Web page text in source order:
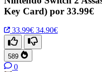
Key Card) por 33.99€
33.99€ 34.90€
589
0